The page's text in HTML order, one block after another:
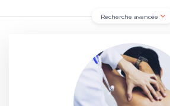
Recherche avancée